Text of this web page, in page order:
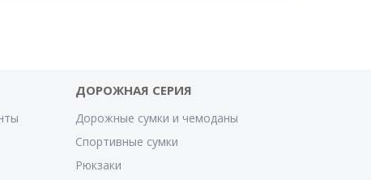
ДОРОЖНАЯ СЕРИЯ
Дорожные сумки и чемоданы
Спортивные сумки
Рюкзаки